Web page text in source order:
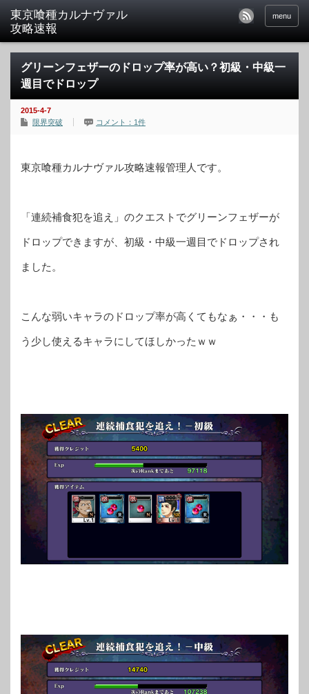
東京喰種カルナヴァル
攻略速報
menu
グリーンフェザーのドロップ率が高い？初級・中級一
週目でドロップ
2015-4-7
限界突破
コメント：1件
東京喰種カルナヴァル攻略速報管理人です。
「連続補食犯を追え」のクエストでグリーンフェザーが
ドロップできますが、初級・中級一週目でドロップされ
ました。
こんな弱いキャラのドロップ率が高くてもなぁ・・・も
う少し使えるキャラにしてほしかったｗｗ